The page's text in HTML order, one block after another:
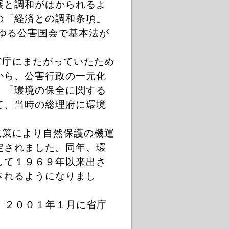
調和がはかられるよ
経済との調和条項」
る公害国会で基本法が
にまたがっていたため
、公害行政の一元化
環境の保全に関する
当時の総理府に環境
により自然保護の機運
れました。同年、環
１９６９年以来出さ
るようになりまし
２００１年１月に省庁